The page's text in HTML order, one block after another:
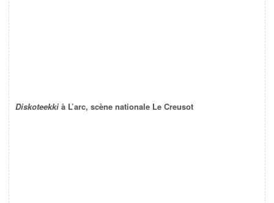
Diskoteekki à L’arc, scène nationale Le Creusot